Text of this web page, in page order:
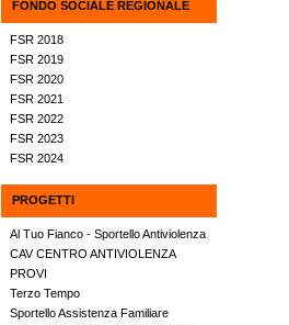
FONDO SOCIALE REGIONALE
FSR 2018
FSR 2019
FSR 2020
FSR 2021
FSR 2022
FSR 2023
FSR 2024
PROGETTI
Al Tuo Fianco - Sportello Antiviolenza
CAV CENTRO ANTIVIOLENZA
PROVI
Terzo Tempo
Sportello Assistenza Familiare